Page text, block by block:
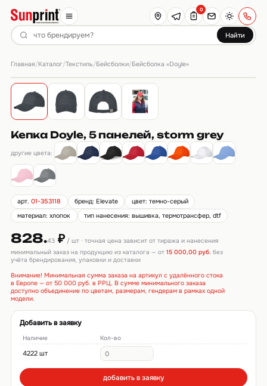
Найти
0
Главная/Каталог/Текстиль/Бейсболки/Бейсболка «Doyle»
Кепка Doyle, 5 панелей, storm grey
другие цвета:
арт.01-353118 бренд: Elevate
цвет: темно-серый
материал: хлопок
тип нанесения: вышивка, термотрансфер, dtf
828.43₽/ шт · точная цена зависит от тиража и нанесения
минимальный заказ на продукцию из каталога — от 15 000,00 руб. без
учёта брендирования, упаковки и доставки
Внимание! Минимальная сумма заказа на артикул с удалённого стока
в Европе — от 50 000 руб. в РРЦ. В сумме минимального заказа
доступно объединение по цветам, размерам, гендерам в рамках одной
модели.
Добавить в заявку
Наличие Кол-во
4222 шт
добавить в заявку